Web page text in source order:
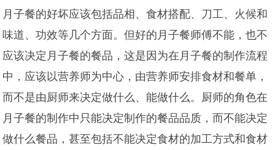
月子餐的好坏应该包括品相、食材搭配、刀工、火候和
味道、功效等几个方面。但好的月子餐师傅不能，也不
应该决定月子餐的餐品，这是因为在月子餐的制作流程
中，应该以营养师为中心，由营养师安排食材和餐单，
而不是由厨师来决定做什么、能做什么。厨师的角色在
月子餐的制作中只能决定制作的餐品品质，而不能决定
做什么餐品，甚至包括不能决定食材的加工方式和食材